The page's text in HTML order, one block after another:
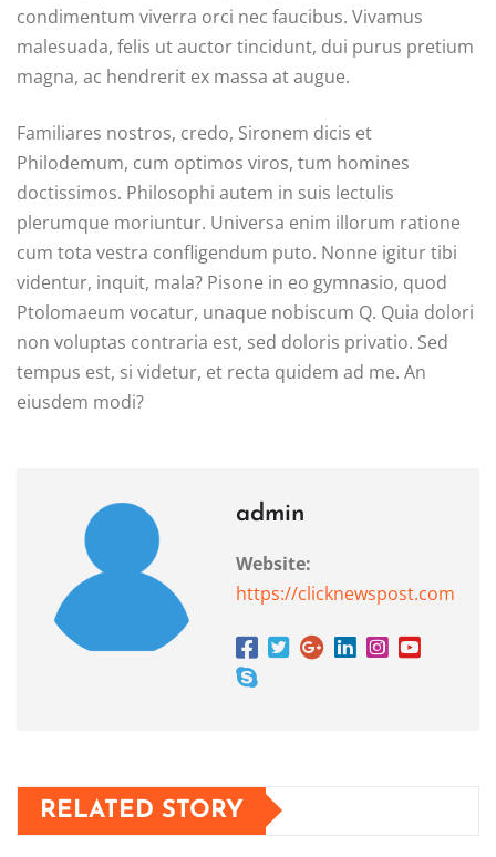
condimentum viverra orci nec faucibus. Vivamus
malesuada, felis ut auctor tincidunt, dui purus pretium
magna, ac hendrerit ex massa at augue.
Familiares nostros, credo, Sironem dicis et
Philodemum, cum optimos viros, tum homines
doctissimos. Philosophi autem in suis lectulis
plerumque moriuntur. Universa enim illorum ratione
cum tota vestra confligendum puto. Nonne igitur tibi
videntur, inquit, mala? Pisone in eo gymnasio, quod
Ptolomaeum vocatur, unaque nobiscum Q. Quia dolori
non voluptas contraria est, sed doloris privatio. Sed
tempus est, si videtur, et recta quidem ad me. An
eiusdem modi?
admin
Website:
https://clicknewspost.com
RELATED STORY